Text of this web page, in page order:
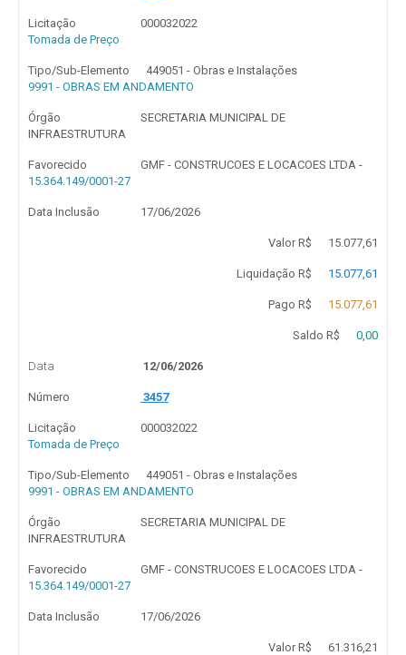
Licitação
000032022
Tomada de Preço
Tipo/Sub-Elemento
449051 - Obras e Instalações
9991 - OBRAS EM ANDAMENTO
Órgão
SECRETARIA MUNICIPAL DE
INFRAESTRUTURA
Favorecido
GMF - CONSTRUCOES E LOCACOES LTDA -
15.364.149/0001-27
Data Inclusão 17/06/2026
Valor R$ 15.077,61
Liquidação R$ 15.077,61
Pago R$ 15.077,61
Saldo R$ 0,00
Data 12/06/2026
Número 3457
Licitação
000032022
Tomada de Preço
Tipo/Sub-Elemento
449051 - Obras e Instalações
9991 - OBRAS EM ANDAMENTO
Órgão
SECRETARIA MUNICIPAL DE
INFRAESTRUTURA
Favorecido
GMF - CONSTRUCOES E LOCACOES LTDA -
15.364.149/0001-27
Data Inclusão 17/06/2026
Valor R$ 61.316,21